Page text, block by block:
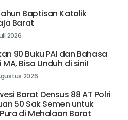
Baptisan Katolik
Barat
2026
90 Buku PAI dan Bahasa
Bisa Unduh di sini!
2026
Barat Densus 88 AT Polri
50 Sak Semen untuk
di Mehalaan Barat